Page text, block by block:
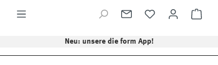
Neu: unsere die form App!